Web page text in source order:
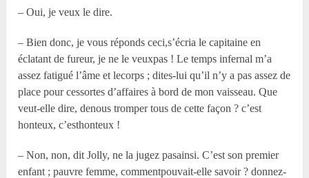
– Oui, je veux le dire.
– Bien donc, je vous réponds ceci,s’écria le capitaine en
éclatant de fureur, je ne le veuxpas ! Le temps infernal m’a
assez fatigué l’âme et lecorps ; dites-lui qu’il n’y a pas assez de
place pour cessortes d’affaires à bord de mon vaisseau. Que
veut-elle dire, denous tromper tous de cette façon ? c’est
honteux, c’esthonteux !
– Non, non, dit Jolly, ne la jugez pasainsi. C’est son premier
enfant ; pauvre femme, commentpouvait-elle savoir ? donnez-